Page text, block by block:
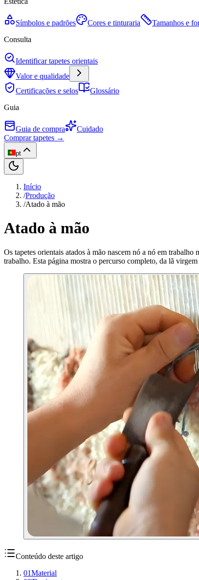
Símbolos e padrões Cores e tinturaria
Tamanhos e
Consulta
Identificar tapetes orientais
Valor e qualidade
Certificações e selos
Glossário
Guia
Guia de compra
Cuidado
Comprar tapetes →
pt
Início
/Produção
/Atado à mão
Atado à mão
Os tapetes orientais atados à mão nascem nó a nó em
trabalho. Esta página mostra o percurso completo, da lã virgem
Conteúdo deste artigo
01Material